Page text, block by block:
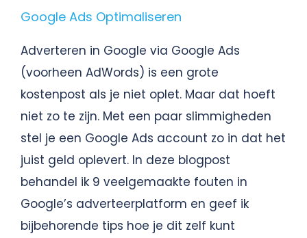
Google Ads Optimaliseren
Adverteren in Google via Google Ads
(voorheen AdWords) is een grote
kostenpost als je niet oplet. Maar dat hoeft
niet zo te zijn. Met een paar slimmigheden
stel je een Google Ads account zo in dat het
juist geld oplevert. In deze blogpost
behandel ik 9 veelgemaakte fouten in
Google’s adverteerplatform en geef ik
bijbehorende tips hoe je dit zelf kunt